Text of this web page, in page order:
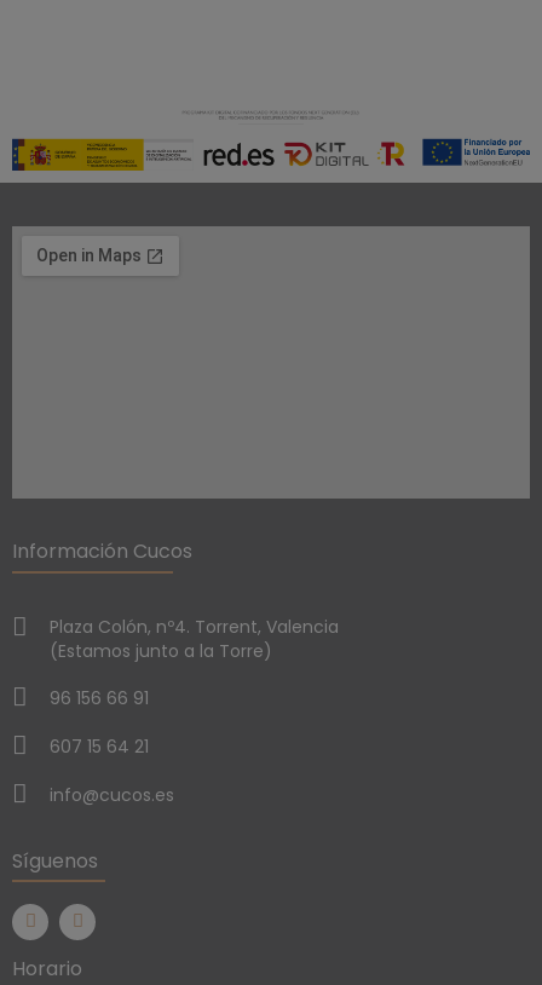
Información Cucos
Plaza Colón, nº4. Torrent, Valencia
(Estamos junto a la Torre)
96 156 66 91
607 15 64 21
info@cucos.es
Síguenos
Horario